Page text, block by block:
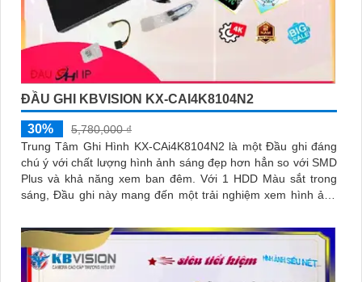
ĐẦU GHI KBVISION KX-CAI4K8104N2
30%
5,780,000 ₫
Trung Tâm Ghi Hình KX-CAi4K8104N2 là một Đầu ghi đáng
chú ý với chất lượng hình ảnh sáng đẹp hơn hẳn so với SMD
Plus và khả năng xem ban đêm. Với 1 HDD Màu sắt trong
sáng, Đầu ghi này mang đến một trải nghiệm xem hình ảnh